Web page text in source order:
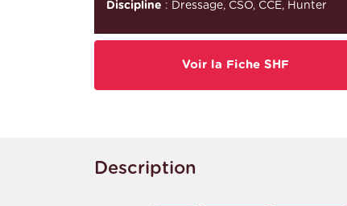
Discipline : Dressage, CSO, CCE, Hunter
Voir la Fiche SHF
Description